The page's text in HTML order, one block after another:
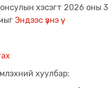
хэсэгт 2026 оны
Эндээс үзнэ үү
хуулбар;